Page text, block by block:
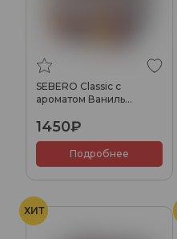
SEBERO Classic с
ароматом Ваниль
1450₽
Подробнее
ХИТ